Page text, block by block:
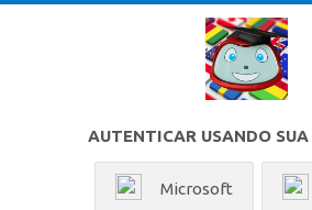
AUTENTICAR USANDO
Microsoft